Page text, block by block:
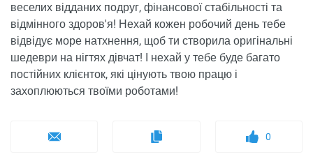
веселих відданих подруг, фінансової стабільності та
відмінного здоров'я! Нехай кожен робочий день тебе
відвідує море натхнення, щоб ти створила оригінальні
шедеври на нігтях дівчат! І нехай у тебе буде багато
постійних клієнток, які цінують твою працю і
захоплюються твоїми роботами!
0